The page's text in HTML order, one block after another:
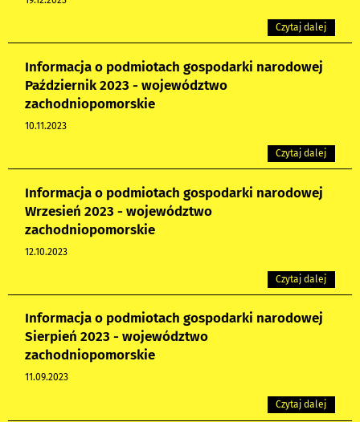
Czytaj dalej
Informacja o podmiotach gospodarki narodowej
Październik 2023 - województwo
zachodniopomorskie
10.11.2023
Czytaj dalej
Informacja o podmiotach gospodarki narodowej
Wrzesień 2023 - województwo
zachodniopomorskie
12.10.2023
Czytaj dalej
Informacja o podmiotach gospodarki narodowej
Sierpień 2023 - województwo
zachodniopomorskie
11.09.2023
Czytaj dalej